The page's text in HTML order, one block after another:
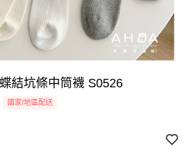
腳後跟緞帶蝴蝶結坑條中筒襪 S0526
國家/地區配送